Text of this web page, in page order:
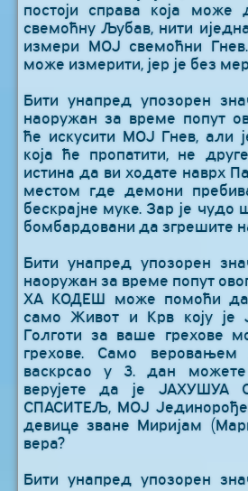
постоји справа која
свемоћну Љубав, нити
измери МОЈ свемоћни
може измерити, јер је без
Бити унапред упозорен
наоружан за време попут
ће искусити МОЈ Гнев, али
која ће пропатити, не
истина да ви ходате наврх
местом где демони
бескрајне муке. Зар је чудо
бомбардовани да згрешите
Бити унапред упозорен
наоружан за време попут
ХА КОДЕШ може помоћи да
само Живот и Крв коју
Голготи за ваше грехове
грехове. Само
васкрсао у 3. дан
верујете да је ЈАХУШУА
СПАСИТЕЉ, МОЈ
девице зване Миријам
вера?
Бити унапред упозорен